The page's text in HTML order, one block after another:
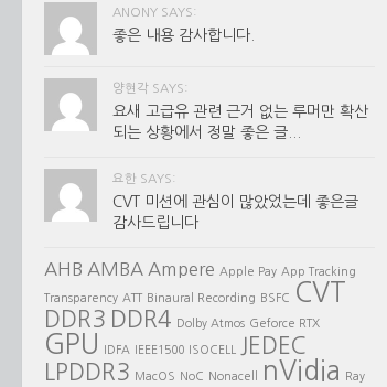
ANONY SAYS:
좋은 내용 감사합니다.
양현각 SAYS:
요새 고급유 관련 근거 없는 루머만 확산
되는 상황에서 정말 좋은 글...
요한 SAYS:
CVT 미션에 관심이 많았었는데 좋은글
감사드립니다
AHB AMBA Ampere Apple Pay App Tracking
Transparency ATT Binaural Recording BSFC CVT
DDR3 DDR4 Dolby Atmos Geforce RTX
GPU IDFA IEEE1500 ISOCELL
JEDEC
LPDDR3
MacOS NoC Nonacell nVidia
Ray